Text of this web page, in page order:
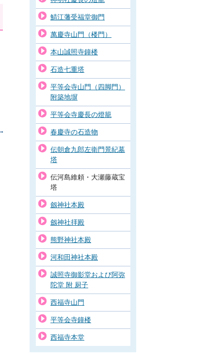
鯖江藩受福堂御門
萬慶寺山門（楼門）
本山誠照寺鐘楼
石造七重塔
平等会寺山門（四脚門）
附築地塀
平等会寺慶長の燈籠
春慶寺の石造物
伝朝倉九郎左衛門景紀墓
塔
伝河島維頼・大瀬藤蔵宝
塔
劔神社本殿
劔神社拝殿
熊野神社本殿
河和田神社本殿
誠照寺御影堂および阿弥
陀堂 附 厨子
西福寺山門
平等会寺鐘楼
西福寺本堂